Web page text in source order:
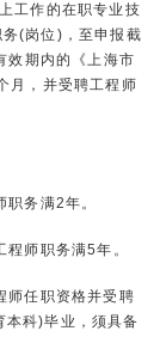
工作的在职专业技
(岗位)，至申报截
效期内的《上海市
月，并受聘工程师
务满2年。
师职务满5年。
师任职资格并受聘
本科)毕业，须具备